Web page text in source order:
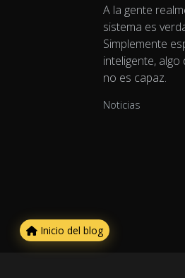
A la gente
sistema es
Simplemente
inteligente,
no es capaz.
Noticias
Inicio del blog